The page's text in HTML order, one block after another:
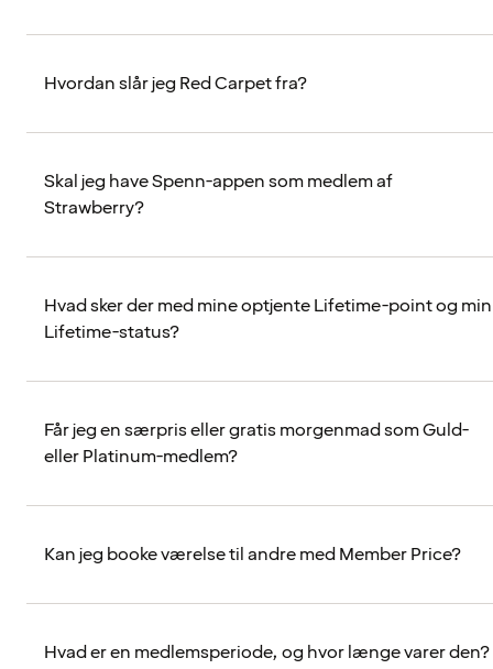
Hvordan slår jeg Red Carpet fra?
Skal jeg have Spenn-appen som medlem af
Strawberry?
Hvad sker der med mine optjente Lifetime-point og min
Lifetime-status?
Får jeg en særpris eller gratis morgenmad som Guld-
eller Platinum-medlem?
Kan jeg booke værelse til andre med Member Price?
Hvad er en medlemsperiode, og hvor længe varer den?